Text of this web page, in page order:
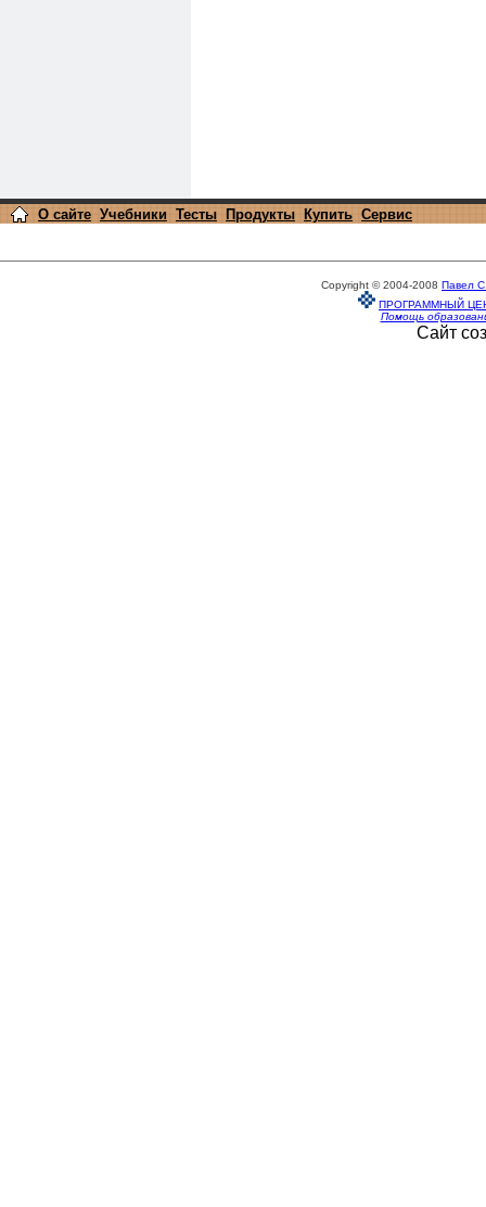
О сайте Учебники Тесты Продукты Купить Сервис
Copyright © 2004-2008 Павел
ПРОГРАММНЫЙ
Помощь
Сайт